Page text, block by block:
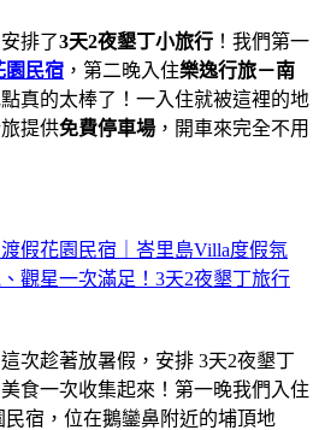
排了3天2夜墾丁小旅行 ！我們第一
園民宿 ，第二晚入住樂逸行旅－南
真的太棒了！一入住就被這裡的地
提供免費停車場 ，開車來完全不用
假花園民宿｜峇里島Villa度假氛
觀星一次滿足！3天2夜墾丁旅行
次趁著放暑假，安排 3天2夜墾丁
食一次收集起來！第一晚我們入住
宿，位在鵝鑾鼻附近的埔頂地